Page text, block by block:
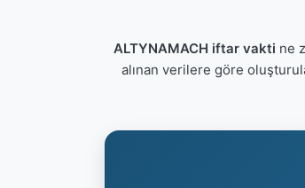
ALTYNAMACH iftar vakti ne
alınan verilere göre